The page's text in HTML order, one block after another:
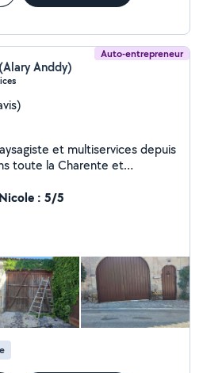
Auto-entrepreneur
Anddy)
et multiservices depuis
toute la Charente et
gratuit. Voici mes
tout hauteur avec ou
de haie Tonte et
de panneau
Peinture intérieur extérieur
de couverture Vérification de
à 50 % n'hésitez pas à
demande de renseignement
disposition 7 jours sur 7
sur 7 24 sur 24
: 5/5